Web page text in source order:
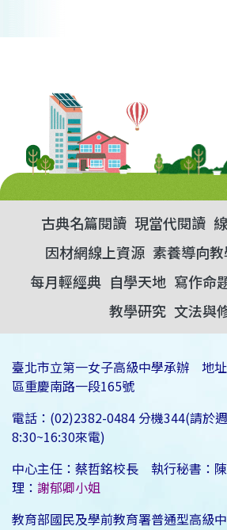
古典名篇閱讀 現當代閱讀
因材網線上資源 素養導向
每月輕經典 自學天地 寫作命
教學研究 文法與
臺北市立第一女子高級中學承辦 地
區重慶南路一段165號
電話：(02)2382-0484 分機344(請於
8:30~16:30來電)
中心主任：蔡哲銘校長 執行秘書：
理： 謝郁卿小姐
教育部國民及學前教育署普通型高級